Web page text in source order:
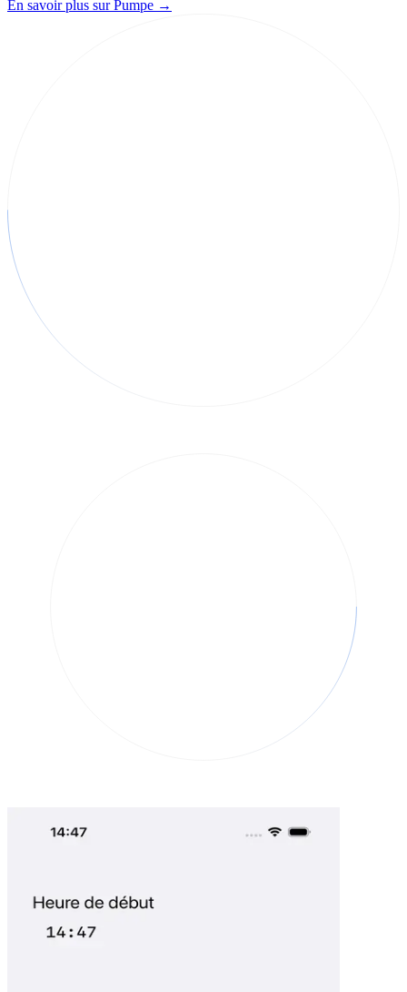
En savoir plus sur Pumpe →